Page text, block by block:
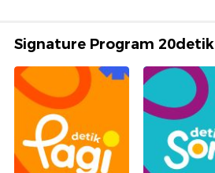
Signature Program 20detik